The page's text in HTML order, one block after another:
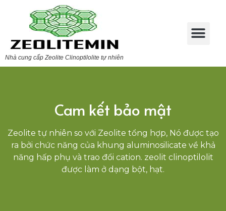
Nhà cung cấp Zeolite Clinoptilolite tự nhiên
Cam kết bảo mật
Zeolite tự nhiên so với Zeolite tổng hợp, Nó được tạo
ra bởi chức năng của khung aluminosilicate về khả
năng hấp phụ và trao đổi cation. zeolit clinoptilolit
được làm ở dạng bột, hạt.